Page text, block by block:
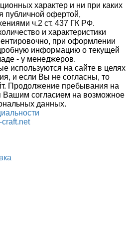
характер и ни при каких
публичной офертой,
ч.2 ст. 437 ГК РФ.
и характеристики
при оформлении
информацию о текущей
- у менеджеров.
используются на сайте в целях
и если Вы не согласны, то
Продолжение пребывания на
Вашим согласием на возможное
данных.